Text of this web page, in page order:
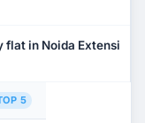
in Noida Extension?
5